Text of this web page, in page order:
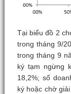
Tại biểu đồ 2
trong tháng 9/
trong tháng 9
ký tạm ngừng
18,2%; số
ký hoặc chờ